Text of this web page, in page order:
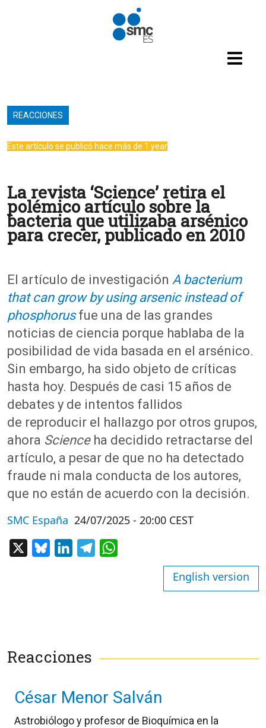
Pasar al contenido principal
REACCIONES
Este artículo se publicó hace más de 1 year
La revista ‘Science’ retira el
polémico artículo sobre la
bacteria que utilizaba arsénico
para crecer, publicado en 2010
El artículo de investigación A bacterium
that can grow by using arsenic instead of
phosphorusfue una de las grandes
noticias de ciencia porque hablaba de la
posibilidad de vida basada en el arsénico.
Sin embargo, ha sido objeto de críticas
hasta hoy. Después de casi 15 años de
debates y de intentos fallidos
de reproducir el hallazgo por otros grupos,
ahora Science ha decidido retractarse del
artículo, a pesar de que no ha detectado
fraude ni mala conducta de los autores,
que no están de acuerdo con la decisión.
SMC España 24/07/2025 - 20:00 CEST
BlueskyLinkedInTelegram
English version
Reacciones
César Menor Salván
Astrobiólogo y profesor de Bioquímica en la